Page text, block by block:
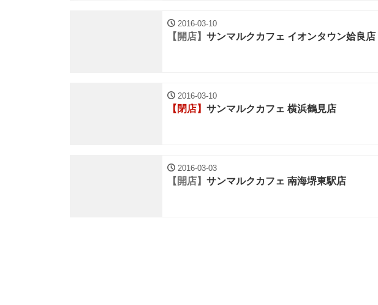
2016-03-10
【開店】 サンマルクカフェ イオンタウン姶良店
2016-03-10
【閉店】 サンマルクカフェ 横浜鶴見店
2016-03-03
【開店】 サンマルクカフェ 南海堺東駅店